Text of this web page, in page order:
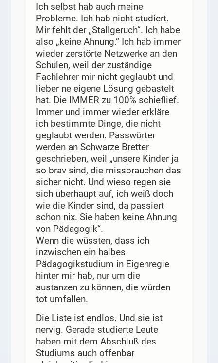
Ich selbst hab auch meine
Probleme. Ich hab nicht studiert.
Mir fehlt der „Stallgeruch“. Ich habe
also „keine Ahnung.“ Ich hab immer
wieder zerstörte Netzwerke an den
Schulen, weil der zuständige
Fachlehrer mir nicht geglaubt und
lieber ne eigene Lösung gebastelt
hat. Die IMMER zu 100% schieflief.
Immer und immer wieder erkläre
ich bestimmte Dinge, die nicht
geglaubt werden. Passwörter
werden an Schwarze Bretter
geschrieben, weil „unsere Kinder ja
so brav sind, die missbrauchen das
sicher nicht. Und wieso regen sie
sich überhaupt auf, ich weiß doch
wie die Kinder sind, da passiert
schon nix. Sie haben keine Ahnung
von Pädagogik“.
Wenn die wüssten, dass ich
inzwischen ein halbes
Pädagogikstudium in Eigenregie
hinter mir hab, nur um die
austanzen zu können, die würden
tot umfallen.
Die Liste ist endlos. Und sie ist
nervig. Gerade studierte Leute
haben mit dem Abschluß des
Studiums auch offenbar